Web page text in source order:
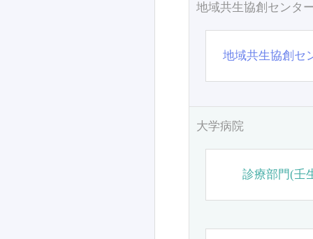
地域共生協創センタ
地域共生協創セ
大学病院
診療部門(壬